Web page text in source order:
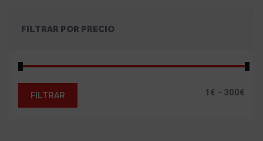
FILTRAR POR PRECIO
FILTRAR